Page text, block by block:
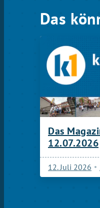
Das
Das
12.07.2026
12. Juli 2026